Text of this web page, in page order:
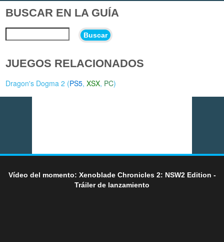
BUSCAR EN LA GUÍA
Buscar
JUEGOS RELACIONADOS
Dragon's Dogma 2 (PS5,XSX, PC)
Vídeo del momento: Xenoblade Chronicles 2: NSW2 Edition -
Tráiler de lanzamiento